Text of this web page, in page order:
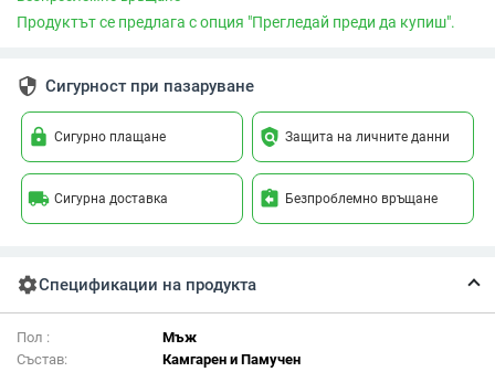
Продуктът се предлага с опция "Прегледай преди да купиш".
security Сигурност при пазаруване
lock Сигурно плащане policy Защита на личните данни
local_shipping Сигурна доставка assignment_return Безпроблемно връщане
settingsСпецификации на продукта
Пол :
Мъж
Състав:
Камгарен и Памучен